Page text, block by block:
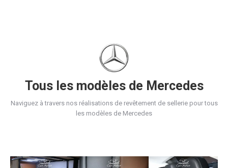
Tous les modèles de Mercedes
Naviguez à travers nos réalisations de revêtement de sellerie pour tous
les modèles de Mercedes